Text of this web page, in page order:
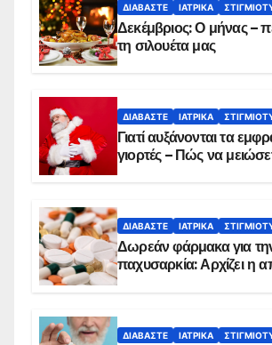
ΔΙΑΒΆΣΤΕ ΙΑΤΡΙΚΆ
Δεκέμβριος: Ο μήνας –
τη σιλουέτα μας
ΔΙΑΒΆΣΤΕ ΙΑΤΡΙΚΆ
Γιατί αυξάνονται τα
γιορτές – Πώς να
ΔΙΑΒΆΣΤΕ ΙΑΤΡΙΚΆ
Δωρεάν φάρμακα για
παχυσαρκία: Αρχίζει η
ΔΙΑΒΆΣΤΕ ΙΑΤΡΙΚΆ